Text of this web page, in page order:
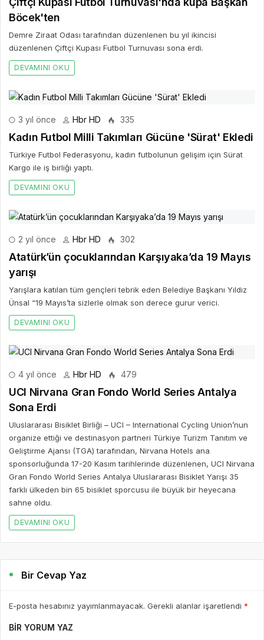
Böcek'ten
Demre Ziraat Odası tarafından düzenlenen bu yıl ikincisi
düzenlenen Çiftçi Kupası Futbol Turnuvası sona erdi.
DEVAMINI OKU
3 yıl önce Hbr HD 335
Kadın Futbol Milli Takımları Gücüne 'Sürat' Ekledi
Türkiye Futbol Federasyonu, kadın futbolunun gelişim için Sürat
Kargo ile iş birliği yaptı.
DEVAMINI OKU
2 yıl önce Hbr HD 302
Atatürk’ün çocuklarından Karşıyaka’da 19 Mayıs
yarışı
Yarışlara katılan tüm gençleri tebrik eden Belediye Başkanı Yıldız
Ünsal “19 Mayıs’ta sizlerle olmak son derece gurur verici.
DEVAMINI OKU
4 yıl önce Hbr HD 479
UCI Nirvana Gran Fondo World Series Antalya
Sona Erdi
Uluslararası Bisiklet Birliği – UCI – International Cycling Union’nun
organize ettiği ve destinasyon partneri Türkiye Turizm Tanıtım ve
Geliştirme Ajansı (TGA) tarafından, Nirvana Hotels ana
sponsorluğunda 17-20 Kasım tarihlerinde düzenlenen, UCI Nirvana
Gran Fondo World Series Antalya Uluslararası Bisiklet Yarışı 35
farklı ülkeden bin 65 bisiklet sporcusu ile büyük bir heyecana
sahne oldu.
DEVAMINI OKU
Bir Cevap Yaz
E-posta hesabınız yayımlanmayacak. Gerekli alanlar işaretlendi *
BIR YORUM YAZ